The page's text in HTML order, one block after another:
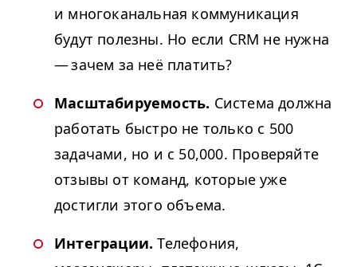
и многоканальная коммуникация
будут полезны. Но если CRM не нужна
— зачем за неё платить?
Масштабируемость. Система должна
работать быстро не только с 500
задачами, но и с 50,000. Проверяйте
отзывы от команд, которые уже
достигли этого объема.
Интеграции. Телефония,